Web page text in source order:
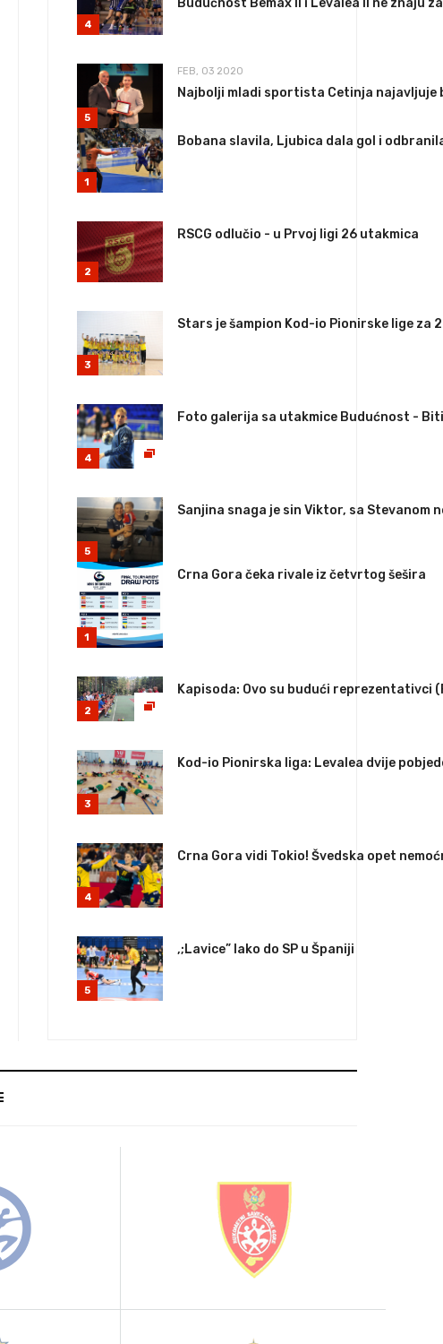
4
5
FEB, 03 2020
Najbolji mladi sportista Cetinja
1
Bobana slavila, Ljubica dala gol i
2
RSCG odlučio - u Prvoj ligi 26 utakmica
3
Stars je šampion Kod-io Pionirske lige za
4
Foto galerija sa utakmice Budućnost -
5
Sanjina snaga je sin Viktor, sa Stevanom
1
Crna Gora čeka rivale iz četvrtog šešira
2
Kapisoda: Ovo su budući reprezentativci
3
Kod-io Pionirska liga: Levalea dvije
4
Crna Gora vidi Tokio! Švedska opet
5
,;Lavice” lako do SP u Španiji